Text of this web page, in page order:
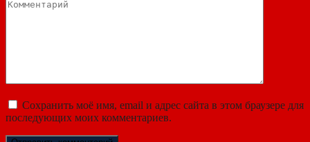
Сохранить моё имя, email и адрес сайта в этом браузере для
последующих моих комментариев.